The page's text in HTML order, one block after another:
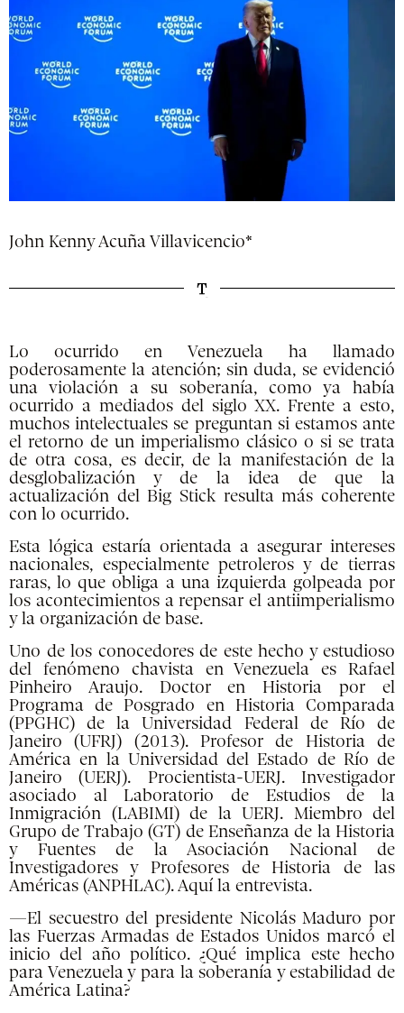
John Kenny Acuña Villavicencio*
Lo ocurrido en Venezuela ha llamado
poderosamente la atención; sin duda, se evidenció
una violación a su soberanía, como ya había
ocurrido a mediados del siglo XX. Frente a esto,
muchos intelectuales se preguntan si estamos ante
el retorno de un imperialismo clásico o si se trata
de otra cosa, es decir, de la manifestación de la
desglobalización y de la idea de que la
actualización del Big Stick resulta más coherente
con lo ocurrido.
Esta lógica estaría orientada a asegurar intereses
nacionales, especialmente petroleros y de tierras
raras, lo que obliga a una izquierda golpeada por
los acontecimientos a repensar el antiimperialismo
y la organización de base.
Uno de los conocedores de este hecho y estudioso
del fenómeno chavista en Venezuela es Rafael
Pinheiro Araujo. Doctor en Historia por el
Programa de Posgrado en Historia Comparada
(PPGHC) de la Universidad Federal de Río de
Janeiro (UFRJ) (2013). Profesor de Historia de
América en la Universidad del Estado de Río de
Janeiro (UERJ). Procientista-UERJ. Investigador
asociado al Laboratorio de Estudios de la
Inmigración (LABIMI) de la UERJ. Miembro del
Grupo de Trabajo (GT) de Enseñanza de la Historia
y Fuentes de la Asociación Nacional de
Investigadores y Profesores de Historia de las
Américas (ANPHLAC). Aquí la entrevista.
—El secuestro del presidente Nicolás Maduro por
las Fuerzas Armadas de Estados Unidos marcó el
inicio del año político. ¿Qué implica este hecho
para Venezuela y para la soberanía y estabilidad de
América Latina?